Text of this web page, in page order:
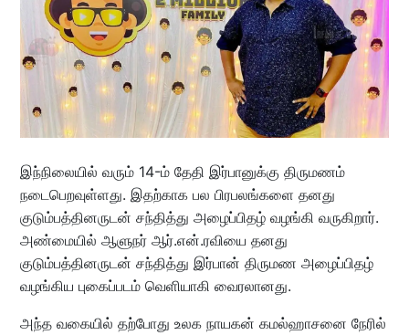
இந்நிலையில் வரும் 14-ம் தேதி இர்பானுக்கு திருமணம்
நடைபெறவுள்ளது. இதற்காக பல பிரபலங்களை தனது
குடும்பத்தினருடன் சந்தித்து அழைப்பிதழ் வழங்கி வருகிறார்.
அண்மையில் ஆளுநர் ஆர்.என்.ரவியை தனது
குடும்பத்தினருடன் சந்தித்து இர்பான் திருமண அழைப்பிதழ்
வழங்கிய புகைப்படம் வெளியாகி வைரலானது.
அந்த வகையில் தற்போது உலக நாயகன் கமல்ஹாசனை நேரில்